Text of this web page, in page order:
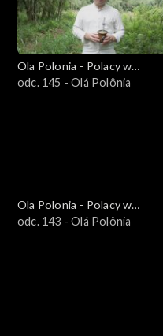
Ola Polonia - Polacy w
Brazylii i Ameryce
odc. 145 - Olá Polônia
Ola Polonia - Polacy w
Brazylii i Ameryce
odc. 143 - Olá Polônia